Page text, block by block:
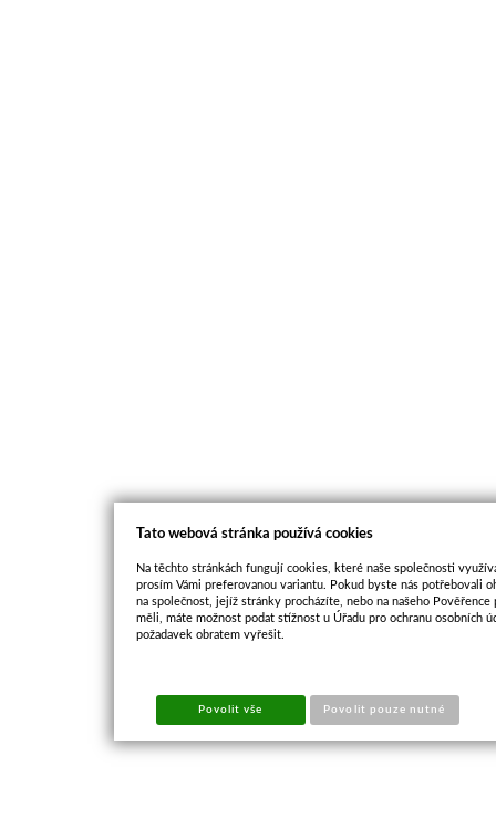
Tato webová stránka používá cookies
Na těchto stránkách fungují cookies, které naše společnosti
prosím Vámi preferovanou variantu. Pokud byste nás potřebovali
na společnost, jejíž stránky procházíte, nebo na našeho
měli, máte možnost podat stížnost u Úřadu pro ochranu osobních
požadavek obratem vyřešit.
Povolit vše Povolit pouze nutné